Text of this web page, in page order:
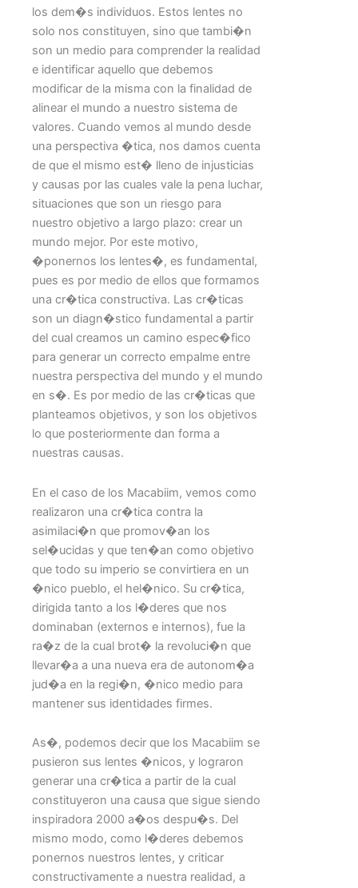
los dem�s individuos. Estos lentes no
solo nos constituyen, sino que tambi�n
son un medio para comprender la realidad
e identificar aquello que debemos
modificar de la misma con la finalidad de
alinear el mundo a nuestro sistema de
valores. Cuando vemos al mundo desde
una perspectiva �tica, nos damos cuenta
de que el mismo est� lleno de injusticias
y causas por las cuales vale la pena luchar,
situaciones que son un riesgo para
nuestro objetivo a largo plazo: crear un
mundo mejor. Por este motivo,
�ponernos los lentes�, es fundamental,
pues es por medio de ellos que formamos
una cr�tica constructiva. Las cr�ticas
son un diagn�stico fundamental a partir
del cual creamos un camino espec�fico
para generar un correcto empalme entre
nuestra perspectiva del mundo y el mundo
en s�. Es por medio de las cr�ticas que
planteamos objetivos, y son los objetivos
lo que posteriormente dan forma a
nuestras causas.
En el caso de los Macabiim, vemos como
realizaron una cr�tica contra la
asimilaci�n que promov�an los
sel�ucidas y que ten�an como objetivo
que todo su imperio se convirtiera en un
�nico pueblo, el hel�nico. Su cr�tica,
dirigida tanto a los l�deres que nos
dominaban (externos e internos), fue la
ra�z de la cual brot� la revoluci�n que
llevar�a a una nueva era de autonom�a
jud�a en la regi�n, �nico medio para
mantener sus identidades firmes.
As�, podemos decir que los Macabiim se
pusieron sus lentes �nicos, y lograron
generar una cr�tica a partir de la cual
constituyeron una causa que sigue siendo
inspiradora 2000 a�os despu�s. Del
mismo modo, como l�deres debemos
ponernos nuestros lentes, y criticar
constructivamente a nuestra realidad, a